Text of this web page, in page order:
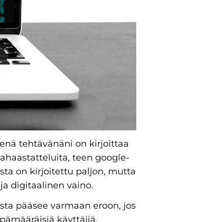
tehtävänäni on kirjoittaa
teen google-
on kirjoitettu paljon, mutta
digitaalinen vaino.
pääsee varmaan eroon, jos
käyttäjiä.